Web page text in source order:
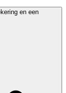
en een